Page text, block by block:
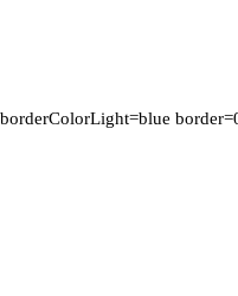
borderColorLight=blue